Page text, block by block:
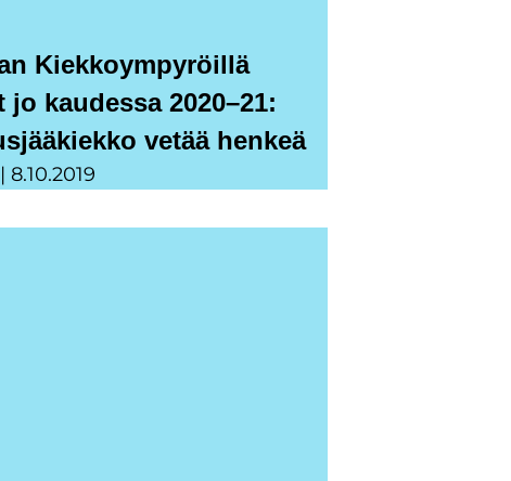
Kiekkoympyröillä
jo kaudessa 2020–21:
vetää henkeä
8.10.2019